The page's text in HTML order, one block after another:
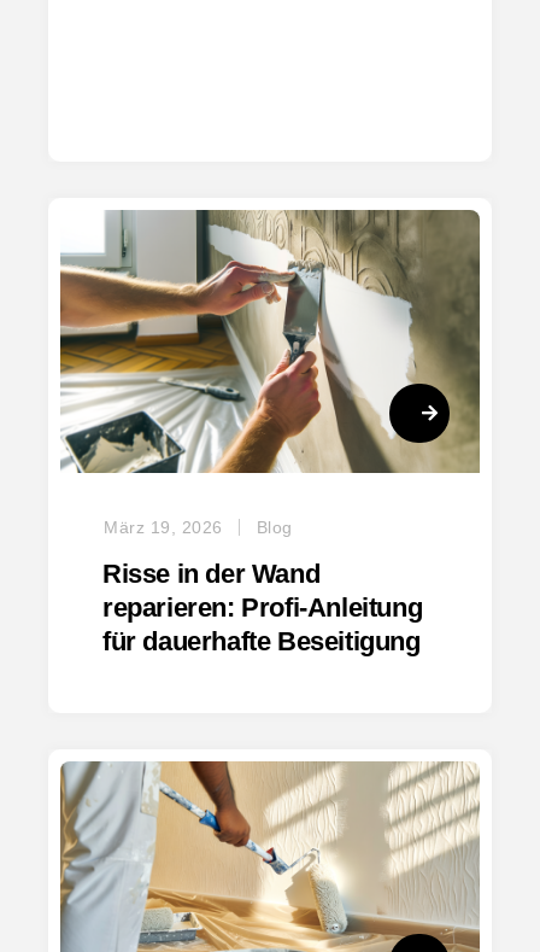
März 19, 2026 Blog
Risse in der Wand
reparieren: Profi-Anleitung
für dauerhafte Beseitigung